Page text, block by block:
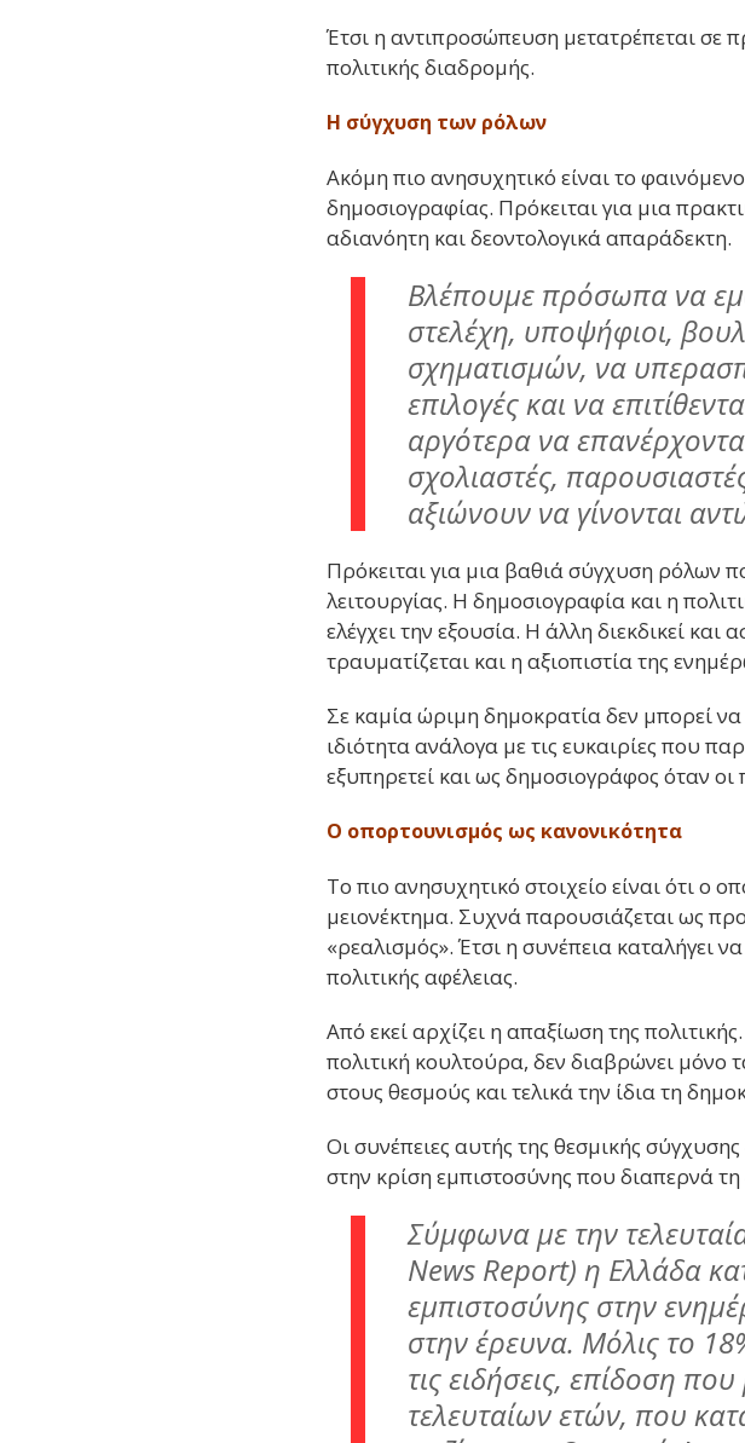
Έτσι η αντιπροσώπευση μετατρέπεται σε
πολιτικής διαδρομής.
Η σύγχυση των ρόλων
Ακόμη πιο ανησυχητικό είναι το
δημοσιογραφίας. Πρόκειται για μια
αδιανόητη και δεοντολογικά απαράδεκτη.
Βλέπουμε πρόσωπα να
στελέχη, υποψήφιοι,
σχηματισμών, να
επιλογές και να
αργότερα να
σχολιαστές,
αξιώνουν να γίνονται
Πρόκειται για μια βαθιά σύγχυση ρόλων
λειτουργίας. Η δημοσιογραφία και η
ελέγχει την εξουσία. Η άλλη διεκδικεί
τραυματίζεται και η αξιοπιστία της
Σε καμία ώριμη δημοκρατία δεν μπορεί
ιδιότητα ανάλογα με τις ευκαιρίες που
εξυπηρετεί και ως δημοσιογράφος όταν οι
Ο οπορτουνισμός ως κανονικότητα
Το πιο ανησυχητικό στοιχείο είναι ότι ο
μειονέκτημα. Συχνά παρουσιάζεται ως
«ρεαλισμός». Έτσι η συνέπεια καταλήγει
πολιτικής αφέλειας.
Από εκεί αρχίζει η απαξίωση της
πολιτική κουλτούρα, δεν διαβρώνει
στους θεσμούς και τελικά την ίδια τη
Οι συνέπειες αυτής της θεσμικής
στην κρίση εμπιστοσύνης που διαπερνά
Σύμφωνα με την
News Report) η Ελλάδα
εμπιστοσύνης στην
στην έρευνα. Μόλις το
τις ειδήσεις, επίδοση
τελευταίων ετών, που